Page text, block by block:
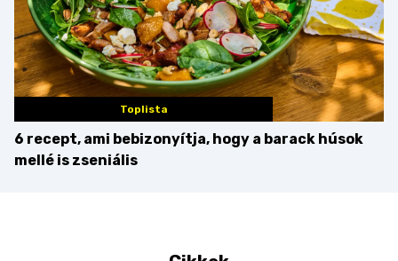
Toplista
6 recept, ami bebizonyítja, hogy a barack húsok
mellé is zseniális